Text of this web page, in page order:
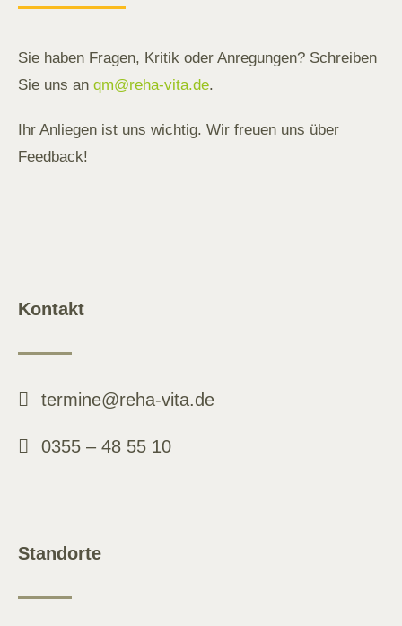
Sie haben Fragen, Kritik oder Anregungen? Schreiben
Sie uns an qm@reha-vita.de.
Ihr Anliegen ist uns wichtig. Wir freuen uns über
Feedback!
Kontakt
termine@reha-vita.de
0355 – 48 55 10
Standorte